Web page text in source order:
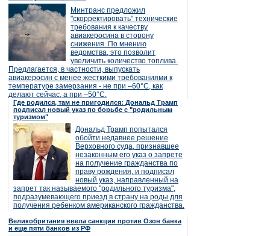
Минтранс предложил
"скорректировать" технические
требования к качеству
авиакеросина в сторону
снижения. По мнению
ведомства, это позволит
увеличить количество топлива.
Предлагается, в частности, выпускать
авиакеросин с менее жесткими требованиями к
температуре замерзания - не при –60°C, как
делают сейчас, а при –50°C.
Где родился, там не пригодился: Дональд Трамп
подписал новый указ по борьбе с "родильным
туризмом"
Дональд Трамп попытался
обойти недавнее решение
Верховного суда, признавшее
незаконным его указ о запрете
на получение гражданства по
праву рождения, и подписал
новый указ, направленный на
запрет так называемого "родильного туризма",
подразумевающего приезд в страну на роды для
получения ребенком американского гражданства.
Великобритания ввела санкции против Озон банка
и еще пяти банков из РФ